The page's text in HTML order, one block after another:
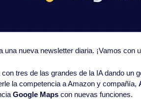
una nueva newsletter diaria. ¡Vamos con
tres de las grandes de la IA dando un
la competencia a Amazon y compañía,
Google Maps con nuevas funciones.